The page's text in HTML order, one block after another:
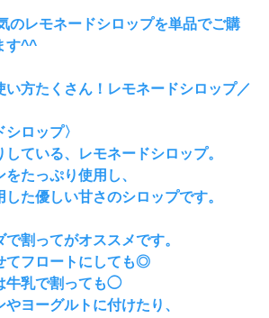
のレモネードシロップを単品でご購
す^^
い方たくさん！レモネードシロップ／
シロップ〉
している、レモネードシロップ。
たっぷり使用し、
した優しい甘さのシロップです。
割ってがオススメです。
てフロートにしても◎
牛乳で割っても◯
やヨーグルトに付けたり、